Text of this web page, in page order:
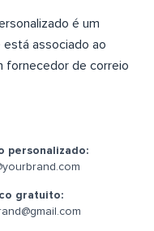
é um
associado ao
fornecedor de correio
personalizado:
gratuito: